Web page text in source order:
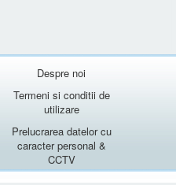
Despre noi
Termeni si conditii de
utilizare
Prelucrarea datelor cu
caracter personal &
CCTV